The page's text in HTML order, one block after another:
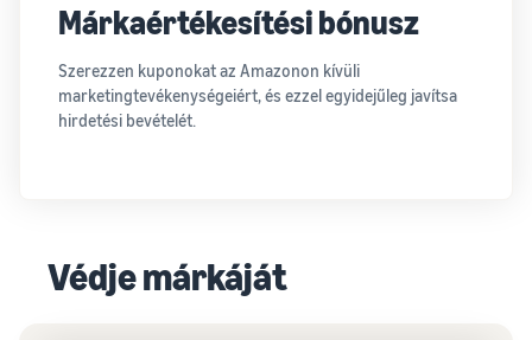
Márkaértékesítési bónusz
Szerezzen kuponokat az Amazonon kívüli
marketingtevékenységeiért, és ezzel egyidejűleg javítsa
hirdetési bevételét.
Védje márkáját